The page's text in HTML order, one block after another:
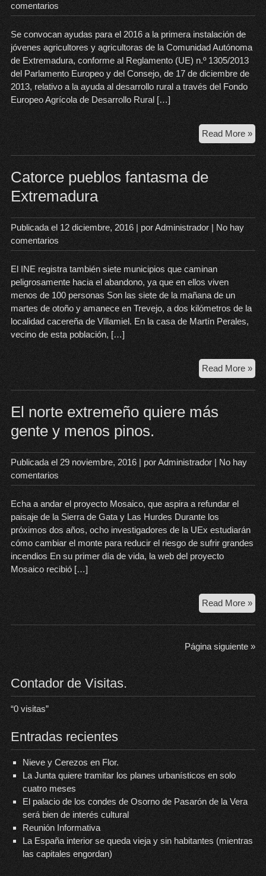
comentarios
Se convocan ayudas para el 2016 a la primera instalación de
jóvenes agricultores y agricultoras de la Comunidad Autónoma
de Extremadura, conforme al Reglamento (UE) n.º 1305/2013
del Parlamento Europeo y del Consejo, de 17 de diciembre de
2013, relativo a la ayuda al desarrollo rural a través del Fondo
Europeo Agrícola de Desarrollo Rural […]
Read More »
Catorce pueblos fantasma de
Extremadura
Publicada el12 diciembre, 2016| porAdministrador| No hay
comentarios
El INE registra también siete municipios que caminan
peligrosamente hacia el abandono, ya que en ellos viven
menos de 100 personas Son las siete de la mañana de un
martes de otoño y amanece en Trevejo, a dos kilómetros de la
localidad cacereña de Villamiel. En la casa de Martín Perales,
vecino de esta población, […]
Read More »
de
El norte extremeño quiere más
gente y menos pinos.
Publicada el 29 noviembre, 2016| porAdministrador| No hay
comentarios
Echa a andar el proyecto Mosaico, que aspira a refundar el
paisaje de la Sierra de Gata y Las Hurdes Durante los
próximos dos años, ocho investigadores de la UEx estudiarán
cómo cambiar el monte para reducir el riesgo de sufrir grandes
incendios En su primer día de vida, la web del proyecto
Mosaico recibió […]
Read More »El
Página siguiente »
Contador de Visitas.
“0visitas”
Entradas recientes
Nieve y Cerezos en Flor.
La Junta quiere tramitar los planes urbanísticos en solo
cuatro meses
El palacio de los condes de Osorno de Pasarón de la Vera
será bien de interés cultural
Reunión Informativa
La España interior se queda vieja y sin habitantes (mientras
las capitales engordan)